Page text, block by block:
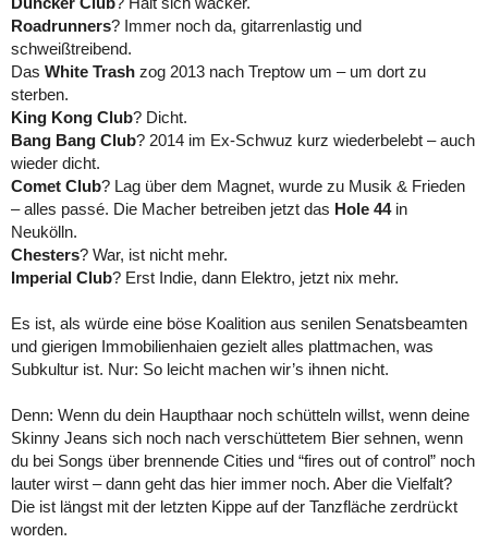
Roadrunners? Immer noch da, gitarrenlastig und
schweißtreibend.
Das White Trash zog 2013 nach Treptow um – um dort zu
sterben.
King Kong Club? Dicht.
Bang Bang Club? 2014 im Ex-Schwuz kurz wiederbelebt – auch
wieder dicht.
Comet Club? Lag über dem Magnet, wurde zu Musik & Frieden
– alles passé. Die Macher betreiben jetzt das Hole 44in
Neukölln.
Chesters? War, ist nicht mehr.
Imperial Club? Erst Indie, dann Elektro, jetzt nix mehr.
Es ist, als würde eine böse Koalition aus senilen Senatsbeamten
und gierigen Immobilienhaien gezielt alles plattmachen, was
Subkultur ist. Nur: So leicht machen wir’s ihnen nicht.
Denn: Wenn du dein Haupthaar noch schütteln willst, wenn deine
Skinny Jeans sich noch nach verschüttetem Bier sehnen, wenn
du bei Songs über brennende Cities und “fires out of control” noch
lauter wirst – dann geht das hier immer noch. Aber die Vielfalt?
Die ist längst mit der letzten Kippe auf der Tanzfläche zerdrückt
worden.